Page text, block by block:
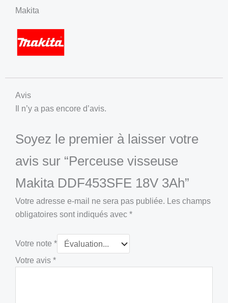
Makita
Avis
Il n’y a pas encore d’avis.
Soyez le premier à laisser votre
avis sur “Perceuse visseuse
Makita DDF453SFE 18V 3Ah”
Votre adresse e-mail ne sera pas publiée. Les champs
obligatoires sont indiqués avec *
Votre note *
Votre avis *